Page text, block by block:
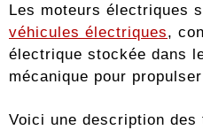
Les moteurs électriques
véhicules électriques,
électrique stockée dans
mécanique pour
Voici une description des